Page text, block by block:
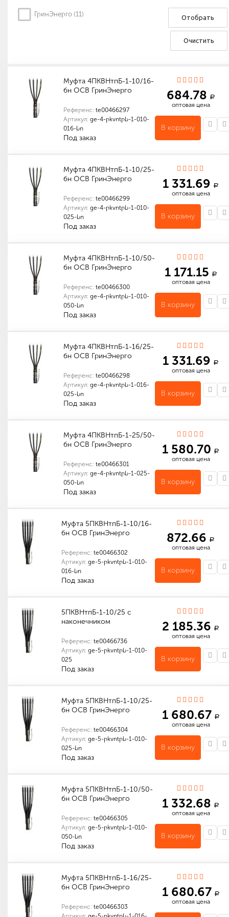
Отобрать
Очистить
ГринЭнерго (11)
Муфта 4ПКВНтпБ-1-10/16-
бн ОСВ ГринЭнерго
Референс: te00466297
Артикул: ge-4-pkvntpb-1-010-
016-bn
Под заказ
684.78 a
оптовая цена
В корзину
Муфта 4ПКВНтпБ-1-10/25-
бн ОСВ ГринЭнерго
Референс: te00466299
Артикул: ge-4-pkvntpb-1-010-
025-bn
Под заказ
1 331.69 a
оптовая цена
В корзину
Муфта 4ПКВНтпБ-1-10/50-
бн ОСВ ГринЭнерго
Референс: te00466300
Артикул: ge-4-pkvntpb-1-010-
050-bn
Под заказ
1 171.15 a
оптовая цена
В корзину
Муфта 4ПКВНтпБ-1-16/25-
бн ОСВ ГринЭнерго
Референс: te00466298
Артикул: ge-4-pkvntpb-1-016-
025-bn
Под заказ
1 331.69 a
оптовая цена
В корзину
Муфта 4ПКВНтпБ-1-25/50-
бн ОСВ ГринЭнерго
Референс: te00466301
Артикул: ge-4-pkvntpb-1-025-
050-bn
Под заказ
1 580.70 a
оптовая цена
В корзину
Муфта 5ПКВНтпБ-1-10/16-
бн ОСВ ГринЭнерго
Референс: te00466302
Артикул: ge-5-pkvntpb-1-010-
016-bn
Под заказ
872.66 a
оптовая цена
В корзину
5ПКВНтпБ-1-10/25 с
наконечником
Референс: te00466736
Артикул: ge-5-pkvntpb-1-010-
025
Под заказ
2 185.36 a
оптовая цена
В корзину
Муфта 5ПКВНтпБ-1-10/25-
бн ОСВ ГринЭнерго
Референс: te00466304
Артикул: ge-5-pkvntpb-1-010-
025-bn
Под заказ
1 680.67 a
оптовая цена
В корзину
Муфта 5ПКВНтпБ-1-10/50-
бн ОСВ ГринЭнерго
Референс: te00466305
Артикул: ge-5-pkvntpb-1-010-
050-bn
Под заказ
1 332.68 a
оптовая цена
В корзину
Муфта 5ПКВНтпБ-1-16/25-
бн ОСВ ГринЭнерго
Референс: te00466303
1 680.67 a
оптовая цена